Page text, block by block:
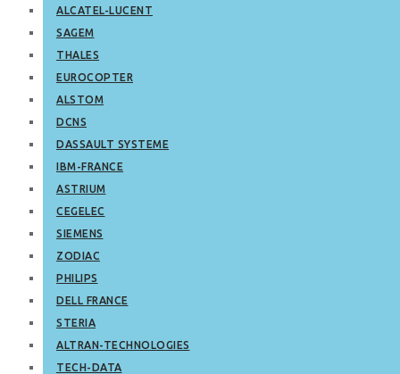
ALCATEL-LUCENT
SAGEM
THALES
EUROCOPTER
ALSTOM
DCNS
DASSAULT SYSTEME
IBM-FRANCE
ASTRIUM
CEGELEC
SIEMENS
ZODIAC
PHILIPS
DELL FRANCE
STERIA
ALTRAN-TECHNOLOGIES
TECH-DATA